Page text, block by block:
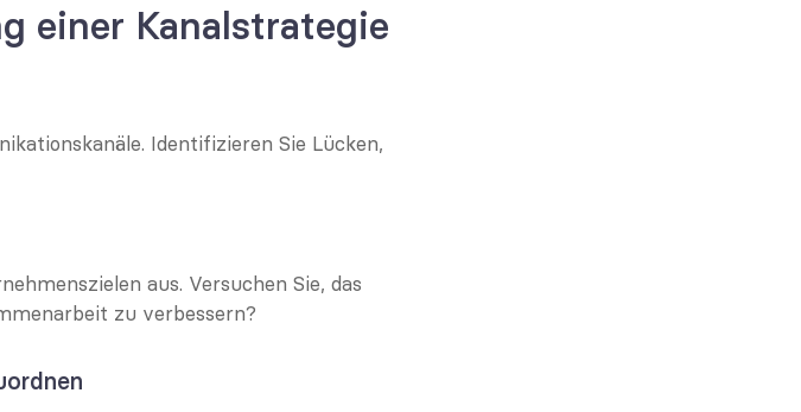
einer Kanalstrategie
Identifizieren Sie Lücken,
aus. Versuchen Sie, das
zu verbessern?